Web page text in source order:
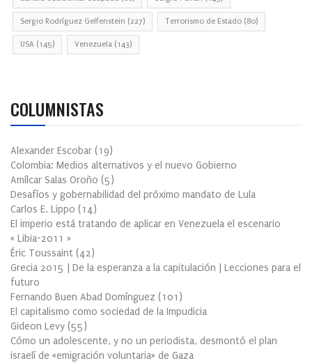
Sergio Rodríguez Gelfenstein (227) Terrorismo de Estado (80)
USA (145) Venezuela (143)
COLUMNISTAS
Alexander Escobar (19)
Colombia: Medios alternativos y el nuevo Gobierno
Amílcar Salas Oroño (5)
Desafíos y gobernabilidad del próximo mandato de Lula
Carlos E. Lippo (14)
El imperio está tratando de aplicar en Venezuela el escenario
« Libia-2011 »
Éric Toussaint (42)
Grecia 2015 | De la esperanza a la capitulación | Lecciones para el
futuro
Fernando Buen Abad Domínguez (101 )
El capitalismo como sociedad de la Impudicia
Gideon Levy (55)
Cómo un adolescente, y no un periodista, desmontó el plan
israelí de «emigración voluntaria» de Gaza